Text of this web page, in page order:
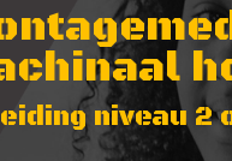
niveau 2